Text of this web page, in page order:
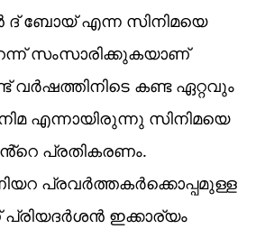
ബോയ് എന്ന സിനിമയെ
സംസാരിക്കുകയാണ്
വർഷത്തിനിടെ കണ്ട ഏറ്റവും
എന്നായിരുന്നു സിനിമയെ
പ്രതികരണം.
പ്രവർത്തകർക്കൊപ്പമുള്ള
ഇക്കാര്യം